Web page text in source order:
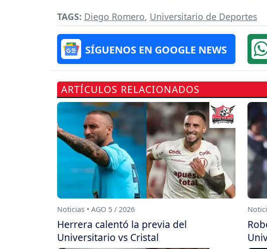
TAGS: Diego Romero, Universitario de Deportes
SÍGUENOS EN GOOGLE NEWS
ARTÍCULOS RELACIONADOS
Noticias • AGO 5 / 2026
Herrera calentó la previa del
Universitario vs Cristal